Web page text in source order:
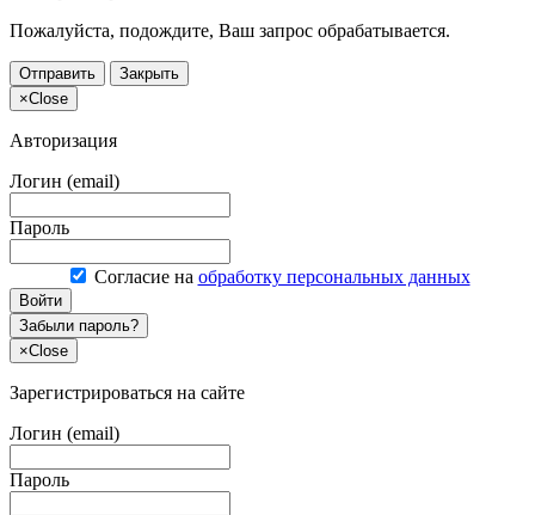
Пожалуйста, подождите, Ваш запрос обрабатывается.
Отправить
Закрыть
×Close
Авторизация
Логин (email)
Пароль
Согласие на обработку персональных данных
Войти
Забыли пароль?
×Close
Зарегистрироваться на сайте
Логин (email)
Пароль